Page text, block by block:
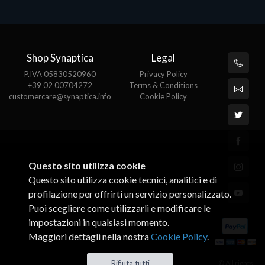
Shop Synaptica
P.IVA 05830520960
+39 02 00704272
customercare@synaptica.info
Legal
Privacy Policy
Terms & Conditions
Cookie Policy
Questo sito utilizza cookie
Questo sito utilizza cookie tecnici, analitici e di
profilazione per offrirti un servizio personalizzato.
Puoi scegliere come utilizzarli e modificare le
impostazioni in qualsiasi momento.
Maggiori dettagli nella nostraCookie Policy.